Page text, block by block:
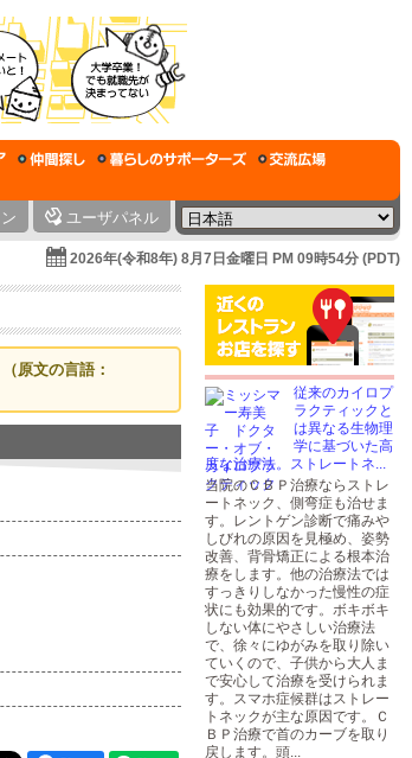
ユーザパネル
2026年(令和8年) 8月7日金曜日 PM 09時54分 (PDT)
（原文の言語：
従来のカイロプ
ラクティックと
は異なる生物理
学に基づいた高
度な治療法。ストレートネ...
当院のＣＢＰ治療ならストレ
ートネック、側弯症も治せま
す。レントゲン診断で痛みや
しびれの原因を見極め、姿勢
改善、背骨矯正による根本治
療をします。他の治療法では
すっきりしなかった慢性の症
状にも効果的です。ボキボキ
しない体にやさしい治療法
で、徐々にゆがみを取り除い
ていくので、子供から大人ま
で安心して治療を受けられま
す。スマホ症候群はストレー
トネックが主な原因です。Ｃ
ＢＰ治療で首のカーブを取り
戻します。頭...